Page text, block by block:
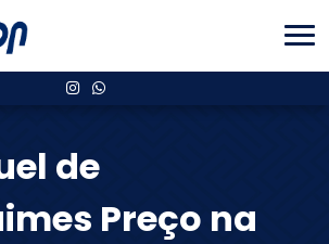
de
Preço na